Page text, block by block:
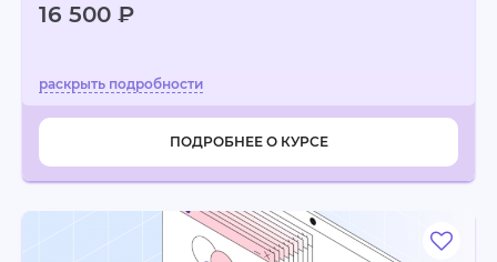
16 500 ₽
ПОДРОБНЕЕ О КУРСЕ